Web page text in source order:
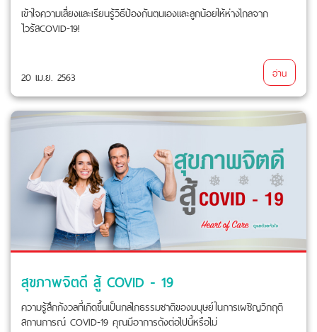
เข้าใจความเสี่ยงและเรียนรู้วิธีป้องกันตนเองและลูกน้อยให้ห่างไกลจาก
ไวรัสCOVID-19!
20 เม.ย. 2563 อ่าน
สุขภาพจิตดี สู้ COVID - 19
ความรู้สึกกังวลที่เกิดขึ้นเป็นกลไกธรรมชาติของมนุษย์ในการเผชิญวิกฤติ
สถานการณ์ COVID-19 คุณมีอาการดังต่อไปนี้หรือไม่